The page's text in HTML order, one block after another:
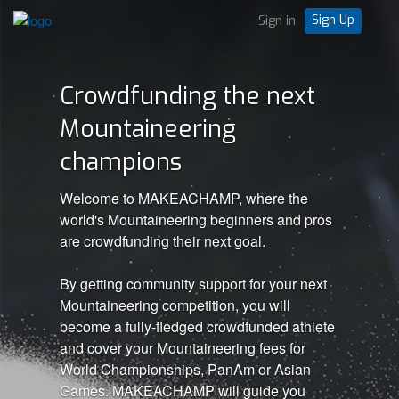
Sign in Sign Up
Crowdfunding the next
Mountaineering
champions
Welcome to MAKEACHAMP, where the
world's Mountaineering beginners and pros
are crowdfunding their next goal.
By getting community support for your next
Mountaineering competition, you will
become a fully-fledged crowdfunded athlete
and cover your Mountaineering fees for
World Championships, PanAm or Asian
Games. MAKEACHAMP will guide you